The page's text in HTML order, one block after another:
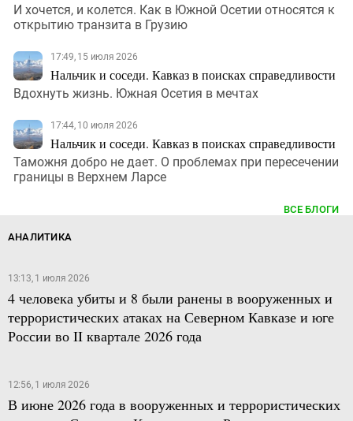
И хочется, и колется. Как в Южной Осетии относятся к
открытию транзита в Грузию
17:49, 15 июля 2026
Нальчик и соседи. Кавказ в поисках справедливости
Вдохнуть жизнь. Южная Осетия в мечтах
17:44, 10 июля 2026
Нальчик и соседи. Кавказ в поисках справедливости
Таможня добро не дает. О проблемах при пересечении
границы в Верхнем Ларсе
ВСЕ БЛОГИ
АНАЛИТИКА
13:13, 1 июля 2026
4 человека убиты и 8 были ранены в вооруженных и
террористических атаках на Северном Кавказе и юге
России во II квартале 2026 года
12:56, 1 июля 2026
В июне 2026 года в вооруженных и террористических